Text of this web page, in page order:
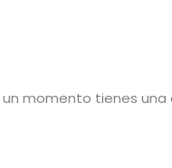
momento tienes